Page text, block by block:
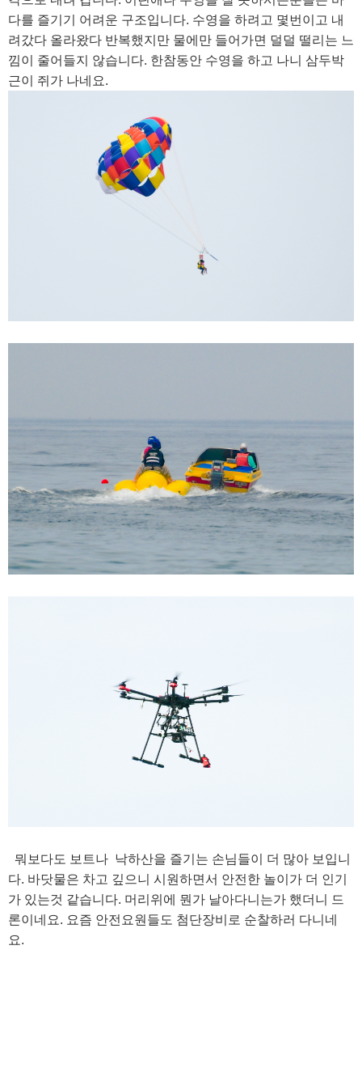
다를 즐기기 어려운 구조입니다. 수영을 하려고 몇번이고 내
려갔다 올라왔다 반복했지만 물에만 들어가면 덜덜 떨리는 느
낌이 줄어들지 않습니다. 한참동안 수영을 하고 나니 삼두박
근이 쥐가 나네요.
뭐보다도 보트나 낙하산을 즐기는 손님들이 더 많아 보입니
다. 바닷물은 차고 깊으니 시원하면서 안전한 놀이가 더 인기
가 있는것 같습니다. 머리위에 뭔가 날아다니는가 했더니 드
론이네요. 요즘 안전요원들도 첨단장비로 순찰하러 다니네
요.